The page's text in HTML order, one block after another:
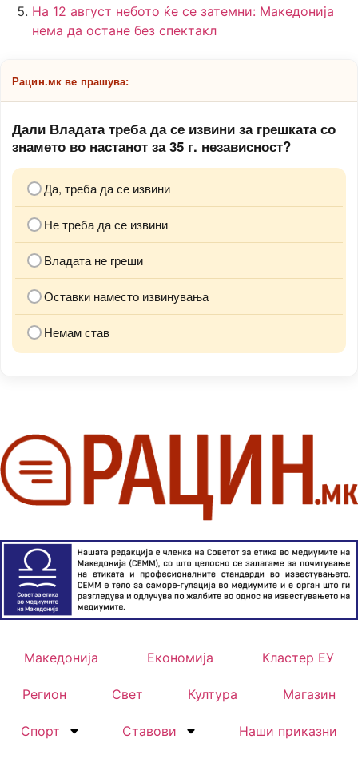
На 12 август небото ќе се затемни: Македонија
нема да остане без спектакл
Рацин.мк ве прашува:
Дали Владата треба да се извини за грешката со
знамето во настанот за 35 г. независност?
Да, треба да се извини
Не треба да се извини
Владата не греши
Оставки наместо извинувања
Немам став
Македонија Економија Кластер ЕУ
Регион Свет Култура Магазин
Спорт Ставови Наши приказни